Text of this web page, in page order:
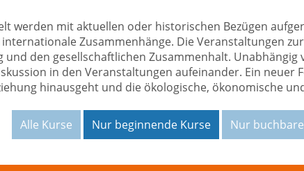
werden mit aktuellen oder historischen Bezügen
Zusammenhänge. Die Veranstaltungen
und den gesellschaftlichen Zusammenhalt.
in den Veranstaltungen aufeinander. Ein neuer
hinausgeht und die ökologische, ökonomische
Alle Kurse Nur beginnende Kurse Nur